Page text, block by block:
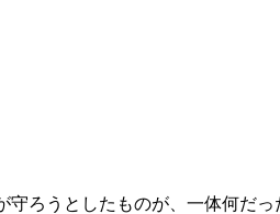
守ろうとしたものが、一体何だ